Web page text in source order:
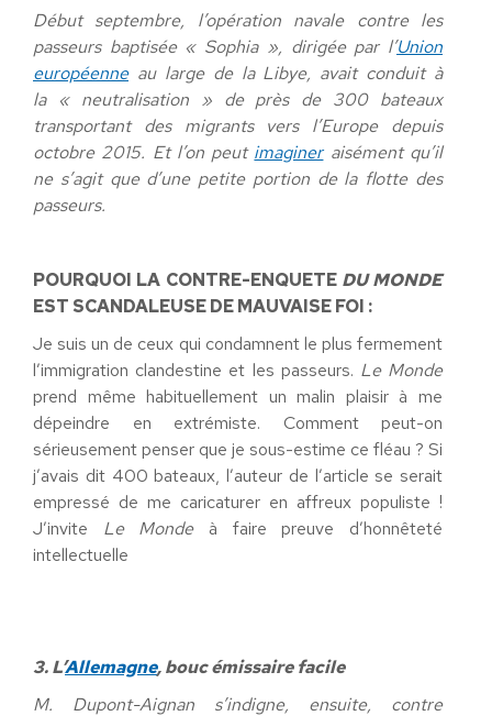
Début septembre, l’opération navale contre les
passeurs baptisée « Sophia », dirigée par l’Union
européenneau large de la Libye, avait conduit à
la « neutralisation » de près de 300 bateaux
transportant des migrants vers l’Europe depuis
octobre 2015. Et l’on peut imagineraisément qu’il
ne s’agit que d’une petite portion de la flotte des
passeurs.
POURQUOI LA CONTRE-ENQUETE DU MONDE
EST SCANDALEUSE DE MAUVAISE FOI :
Je suis un de ceux qui condamnent le plus fermement
l’immigration clandestine et les passeurs. Le Monde
prend même habituellement un malin plaisir à me
dépeindre en extrémiste. Comment peut-on
sérieusement penser que je sous-estime ce fléau ? Si
j’avais dit 400 bateaux, l’auteur de l’article se serait
empressé de me caricaturer en affreux populiste !
J’invite Le Mondeà faire preuve d’honnêteté
intellectuelle
3. L’Allemagne, bouc émissaire facile
M. Dupont-Aignan s’indigne, ensuite, contre